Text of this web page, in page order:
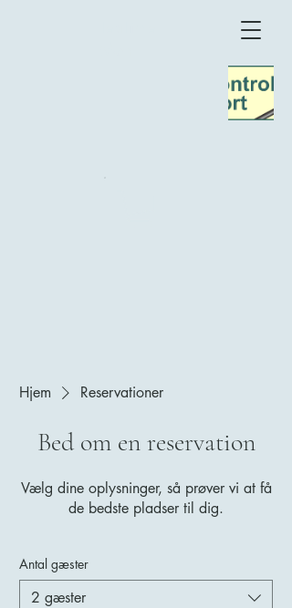
Hjem Reservationer
Bed om en reservation
Vælg dine oplysninger, så prøver vi at få
de bedste pladser til dig.
Antal gæster
2 gæster